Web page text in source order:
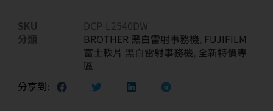
SKU
DCP-L2540DW
分類
BROTHER 黑白雷射事務機, FUJIFILM
富士軟片 黑白雷射事務機, 全新特價專
區
分享到: